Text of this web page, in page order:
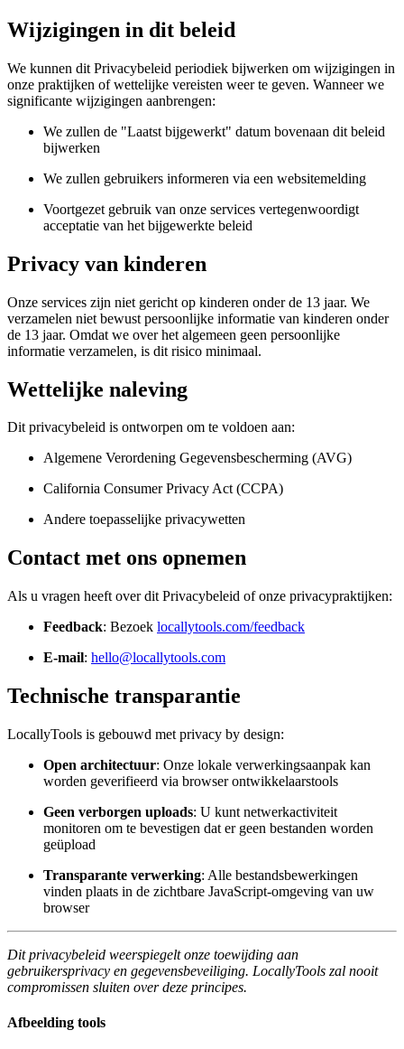
Wijzigingen in dit beleid
We kunnen dit Privacybeleid periodiek bijwerken om wijzigingen in
onze praktijken of wettelijke vereisten weer te geven. Wanneer we
significante wijzigingen aanbrengen:
We zullen de "Laatst bijgewerkt" datum bovenaan dit beleid
bijwerken
We zullen gebruikers informeren via een websitemelding
Voortgezet gebruik van onze services vertegenwoordigt
acceptatie van het bijgewerkte beleid
Privacy van kinderen
Onze services zijn niet gericht op kinderen onder de 13 jaar. We
verzamelen niet bewust persoonlijke informatie van kinderen onder
de 13 jaar. Omdat we over het algemeen geen persoonlijke
informatie verzamelen, is dit risico minimaal.
Wettelijke naleving
Dit privacybeleid is ontworpen om te voldoen aan:
Algemene Verordening Gegevensbescherming (AVG)
California Consumer Privacy Act (CCPA)
Andere toepasselijke privacywetten
Contact met ons opnemen
Als u vragen heeft over dit Privacybeleid of onze privacypraktijken:
Feedback: Bezoek locallytools.com/feedback
E-mail: hello@locallytools.com
Technische transparantie
LocallyTools is gebouwd met privacy by design:
Open architectuur: Onze lokale verwerkingsaanpak kan
worden geverifieerd via browser ontwikkelaarstools
Geen verborgen uploads: U kunt netwerkactiviteit
monitoren om te bevestigen dat er geen bestanden worden
geüpload
Transparante verwerking: Alle bestandsbewerkingen
vinden plaats in de zichtbare JavaScript-omgeving van uw
browser
Dit privacybeleid weerspiegelt onze toewijding aan
gebruikersprivacy en gegevensbeveiliging. LocallyTools zal nooit
compromissen sluiten over deze principes.
Afbeelding tools